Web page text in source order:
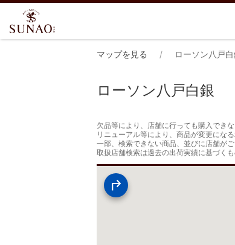
マップを見る ローソン八戸
ローソン八戸白銀
欠品等により、店舗に行っても購入でき
リニューアル等により、商品が変更にな
一部、検索できない商品、並びに店舗が
取扱店舗検索は過去の出荷実績に基づく